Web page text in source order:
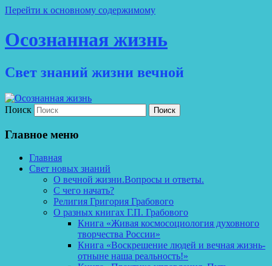
Перейти к основному содержимому
Осознанная жизнь
Свет знаний жизни вечной
Поиск
Главное меню
Главная
Свет новых знаний
О вечной жизни.Вопросы и ответы.
С чего начать?
Религия Григория Грабового
О разных книгах Г.П. Грабового
Книга «Живая космосоциология духовного
творчества России»
Книга «Воскрешение людей и вечная жизнь-
отныне наша реальность!»